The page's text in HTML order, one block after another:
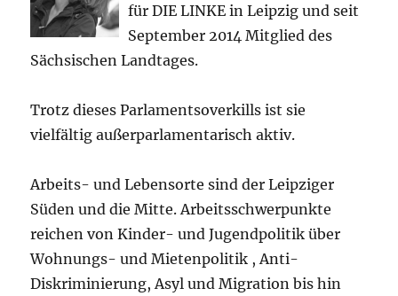
für DIE LINKE in Leipzig und seit
September 2014 Mitglied des
Sächsischen Landtages.
Trotz dieses Parlamentsoverkills ist sie
vielfältig außerparlamentarisch aktiv.
Arbeits- und Lebensorte sind der Leipziger
Süden und die Mitte. Arbeitsschwerpunkte
reichen von Kinder- und Jugendpolitik über
Wohnungs- und Mietenpolitik , Anti-
Diskriminierung, Asyl und Migration bis hin